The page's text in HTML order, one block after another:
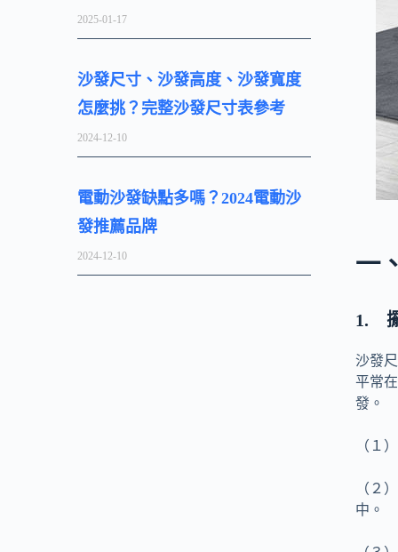
2025-01-17
沙發尺寸、沙發高度、沙發寬度
怎麼挑？完整沙發尺寸表參考
2024-12-10
電動沙發缺點多嗎？2024電動沙
發推薦品牌
2024-12-10 一
1.
沙發
平常
發。
（１
（２
中。